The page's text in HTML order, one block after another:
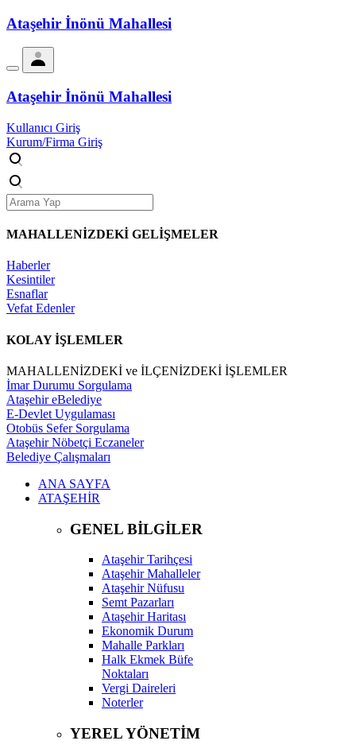
Ataşehir İnönü Mahallesi
Ataşehir İnönü Mahallesi
Kullanıcı Giriş
Kurum/Firma Giriş
MAHALLENİZDEKİ GELİŞMELER
Haberler
Kesintiler
Esnaflar
Vefat Edenler
KOLAY İŞLEMLER
MAHALLENİZDEKİ ve İLÇENİZDEKİ İŞLEMLER
İmar Durumu Sorgulama
Ataşehir eBelediye
E-Devlet Uygulaması
Otobüs Sefer Sorgulama
Ataşehir Nöbetçi Eczaneler
Belediye Çalışmaları
ANA SAYFA
ATAŞEHİR
GENEL BİLGİLER
Ataşehir Tarihçesi
Ataşehir Mahalleler
Ataşehir Nüfusu
Semt Pazarları
Ataşehir Haritası
Ekonomik Durum
Mahalle Parkları
Halk Ekmek Büfe
Noktaları
Vergi Daireleri
Noterler
YEREL YÖNETİM